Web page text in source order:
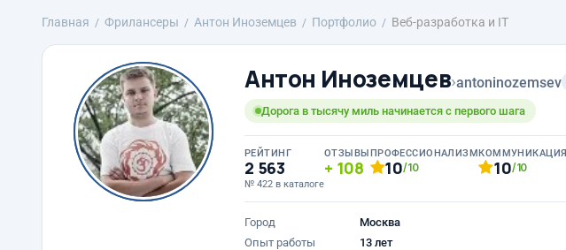
Главная Фрилансеры Антон Иноземцев Портфолио Веб-разработка и IT
Антон Иноземцев›antoninozemsev
Дорога в тысячу миль начинается с первого шага
РЕЙТИНГ
2 563
№ 422 в каталоге
ОТЗЫВЫ
108
ПРОФЕССИОНАЛИЗМ
10/10
КОММУНИКАЦИЯ
10/10
Город
Москва
Опыт работы
13 лет